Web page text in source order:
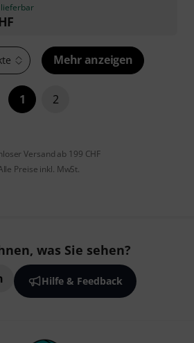
Mehr anzeigen
1 2
Versand ab 199 CHF
Preise inkl. MwSt.
was Sie sehen?
Hilfe & Feedback